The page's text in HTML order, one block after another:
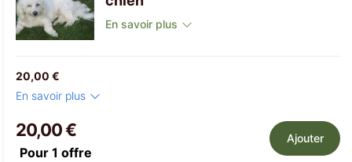
En savoir plus
20,00 €
En savoir plus
20,00 €
Pour 1 offre
Ajouter